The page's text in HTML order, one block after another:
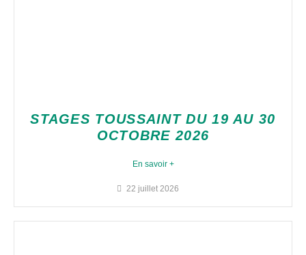
STAGES TOUSSAINT DU 19 AU 30
OCTOBRE 2026
En savoir +
22 juillet 2026